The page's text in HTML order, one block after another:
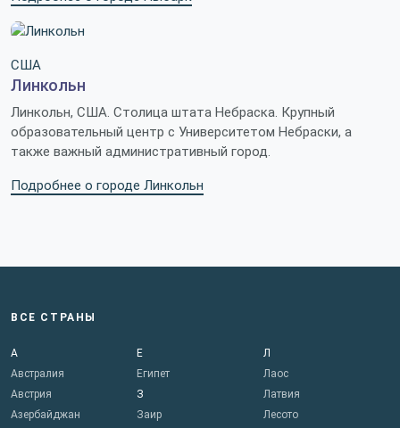
США
Линкольн
Линкольн, США. Столица штата Небраска. Крупный
образовательный центр с Университетом Небраски, а
также важный административный город.
Подробнее о городе Линкольн
ВСЕ СТРАНЫ
А
Австралия
Австрия
Азербайджан
Е
Египет
З
Заир
Л
Лаос
Латвия
Лесото